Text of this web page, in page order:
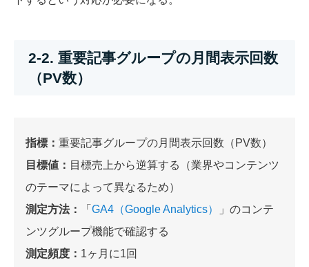
2-2. 重要記事グループの月間表示回数
（PV数）
指標： 重要記事グループの月間表示回数（PV数）
目標値： 目標売上から逆算する（業界やコンテンツ
のテーマによって異なるため）
測定方法：
「 GA4（Google Analytics）
」のコンテ
ンツグループ機能で確認する
測定頻度： 1ヶ月に1回